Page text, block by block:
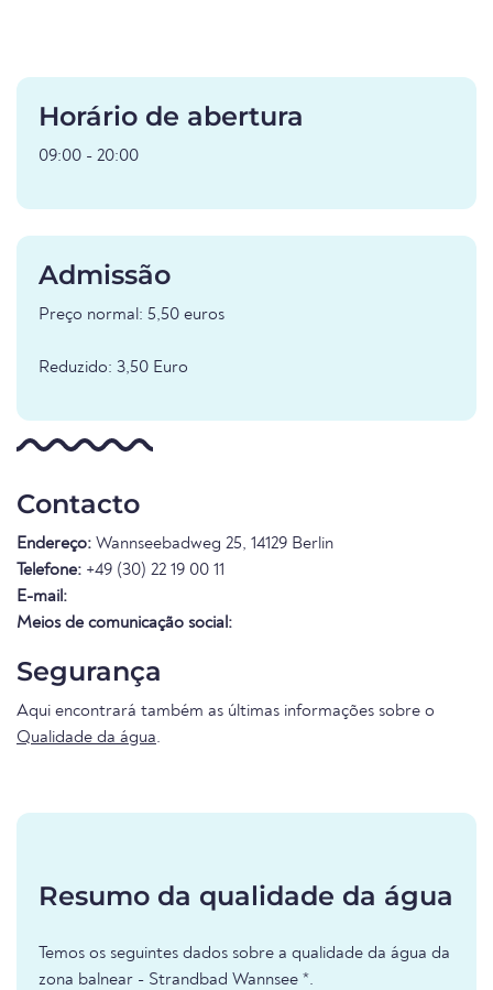
Horário de abertura
09:00 - 20:00
Admissão
Preço normal: 5,50 euros
Reduzido: 3,50 Euro
Contacto
Endereço: Wannseebadweg 25, 14129 Berlin
Telefone: +49 (30) 22 19 00 11
E-mail:
Meios de comunicação social:
Segurança
Aqui encontrará também as últimas informações sobre o
Qualidade da água.
Resumo da qualidade da água
Temos os seguintes dados sobre a qualidade da água da
zona balnear - Strandbad Wannsee *.